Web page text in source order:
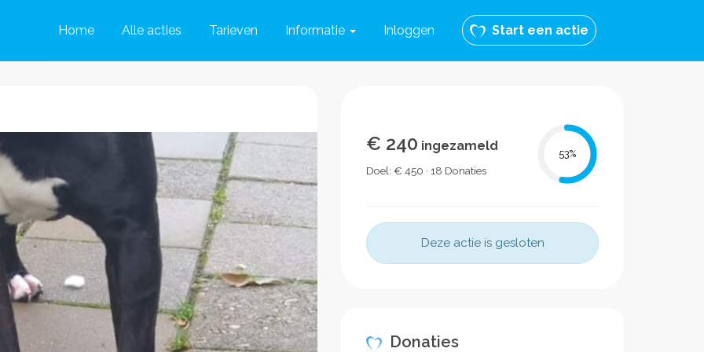
Home Alle acties Tarieven Informatie Inloggen Start een actie
€ 240 ingezameld
Doel: € 450 · 18 Donaties
53%
Deze actie is gesloten
Donaties